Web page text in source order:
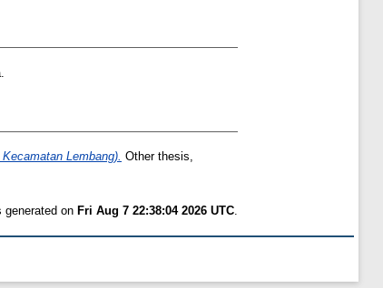
Lembang). Other thesis,
generated on Fri Aug 7 22:38:04 2026 UTC